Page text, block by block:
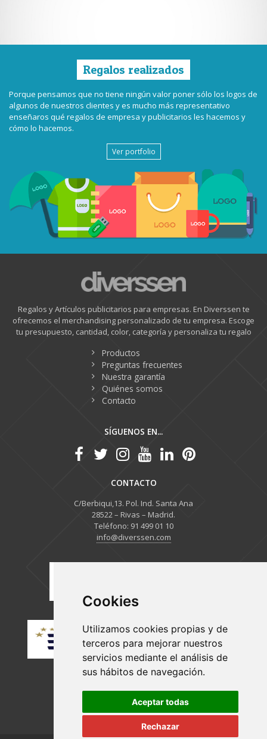
Cookies
Utilizamos cookies propias y de
terceros para mejorar nuestros
servicios mediante el análisis de
sus hábitos de navegación.
Aceptar todas
Rechazar
Regalos realizados
Porque pensamos que no tiene ningún valor poner sólo los logos de
algunos de nuestros clientes y es mucho más representativo
enseñaros qué regalos de empresa y publicitarios les hacemos y
cómo lo hacemos.
Ver portfolio
Regalos y Artículos publicitarios para empresas. En Diverssen te
ofrecemos el merchandising personalizado de tu empresa. Escoge
tu presupuesto, cantidad, color, categoría y personaliza tu regalo
Productos
Preguntas frecuentes
Nuestra garantía
Quiénes somos
Contacto
SÍGUENOS EN...
CONTACTO
C/Berbiqui,13. Pol. Ind. Santa Ana
28522 – Rivas – Madrid.
Teléfono: 91 499 01 10
info@diverssen.com